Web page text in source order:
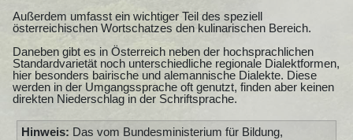
Außerdem umfasst ein wichtiger Teil des speziell
österreichischen Wortschatzes den kulinarischen Bereich.
Daneben gibt es in Österreich neben der hochsprachlichen
Standardvarietät noch unterschiedliche regionale Dialektformen,
hier besonders bairische und alemannische Dialekte. Diese
werden in der Umgangssprache oft genutzt, finden aber keinen
direkten Niederschlag in der Schriftsprache.
Hinweis: Das vom Bundesministerium für Bildung,